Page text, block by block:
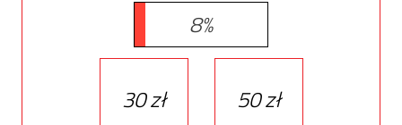
8%
30 zł 50 zł